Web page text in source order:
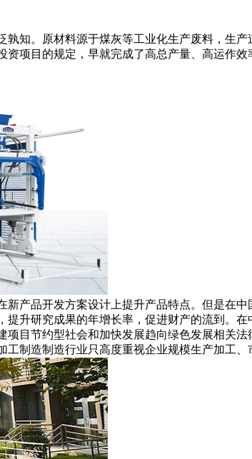
知。原材料源于煤灰等工业化生产废料，生
项目的规定，早就完成了高总产量、高运作
产品开发方案设计上提升产品特点。但是在中
升研究成果的年增长率，促进财产的流到。
目节约型社会和加快发展趋向绿色发展相关
制造制造行业只高度重视企业规模生产加工、